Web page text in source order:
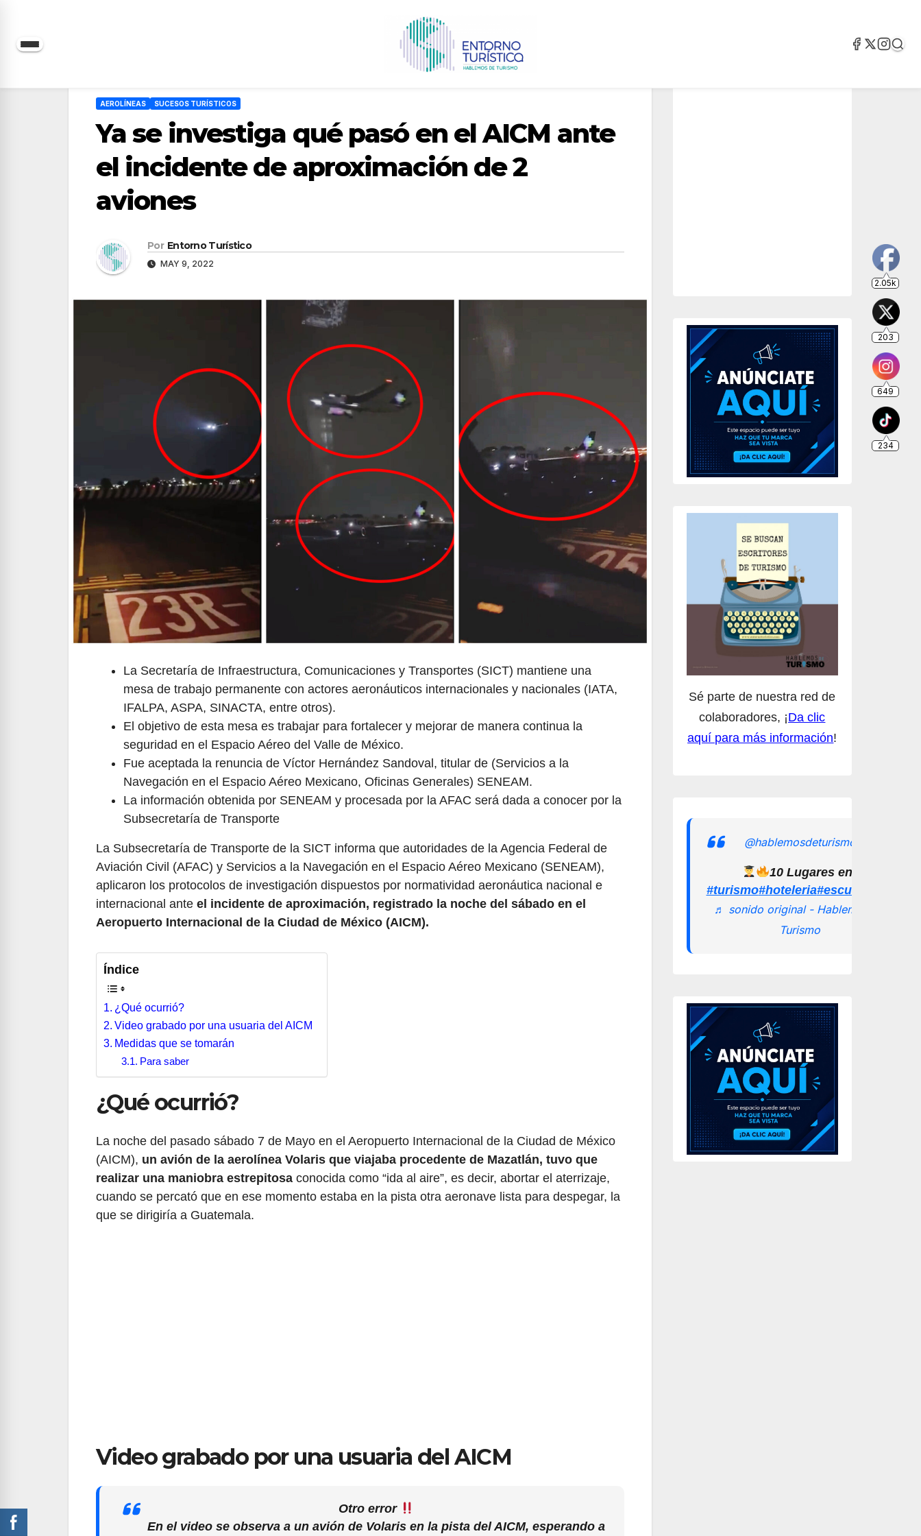
Saltar
AEROLÍNEAS SUCESOS TURÍSTICOS
Ya se investiga qué pasó en el AICM ante
el incidente de aproximación de 2
aviones
Por Entorno Turístico
MAY 9, 2022
La Secretaría de Infraestructura, Comunicaciones y Transportes (SICT) mantiene una
mesa de trabajo permanente con actores aeronáuticos internacionales y nacionales (IATA,
IFALPA, ASPA, SINACTA, entre otros).
El objetivo de esta mesa es trabajar para fortalecer y mejorar de manera continua la
seguridad en el Espacio Aéreo del Valle de México.
Fue aceptada la renuncia de Víctor Hernández Sandoval, titular de (Servicios a la
Navegación en el Espacio Aéreo Mexicano, Oficinas Generales) SENEAM.
La información obtenida por SENEAM y procesada por la AFAC será dada a conocer por la
Subsecretaría de Transporte
La Subsecretaría de Transporte de la SICT informa que autoridades de la Agencia Federal de
Aviación Civil (AFAC) y Servicios a la Navegación en el Espacio Aéreo Mexicano (SENEAM),
aplicaron los protocolos de investigación dispuestos por normatividad aeronáutica nacional e
internacional ante el incidente de aproximación, registrado la noche del sábado en el
Aeropuerto Internacional de la Ciudad de México (AICM).
Índice
¿Qué ocurrió?
Video grabado por una usuaria del AICM
Medidas que se tomarán
Para saber
¿Qué ocurrió?
La noche del pasado sábado 7 de Mayo en el Aeropuerto Internacional de la Ciudad de México
(AICM), un avión de la aerolínea Volaris que viajaba procedente de Mazatlán, tuvo que
realizar una maniobra estrepitosa conocida como “ida al aire”, es decir, abortar el aterrizaje,
cuando se percató que en ese momento estaba en la pista otra aeronave lista para despegar, la
que se dirigiría a Guatemala.
Video grabado por una usuaria del AICM
Otro error
En el video se observa a un avión de Volaris en la pista del AICM, esperando a
Sé parte de nuestra red de
colaboradores, ¡Da clic
aquí para más información!
@hablemosdeturismomx
10 Lugares en los que
#turismo#hoteleria
♬ sonido original - Hablemos de
Turismo
2.05k
203
649
234